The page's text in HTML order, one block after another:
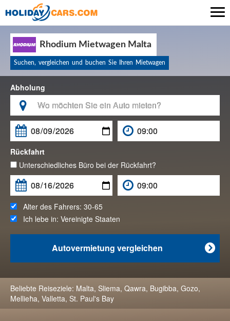
Rhodium Mietwagen Malta
Suchen, vergleichen und buchen Sie Ihren Mietwagen
Abholung


Rückfahrt
Unterschiedliches Büro bei der Rückfahrt?
Alter des Fahrers: 30-65
Ich lebe in: Vereinigte Staaten

Autovermietung vergleichen
Beliebte Reiseziele: Malta, Sliema, Qawra, Bugibba, Gozo,
Mellieħa, Valletta, St. Paul's Bay